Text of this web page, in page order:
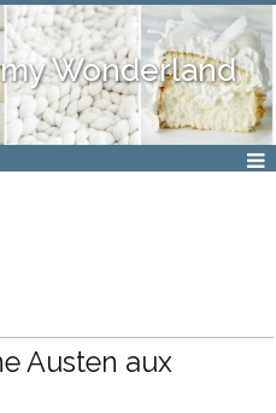
Wonderland
Austen aux